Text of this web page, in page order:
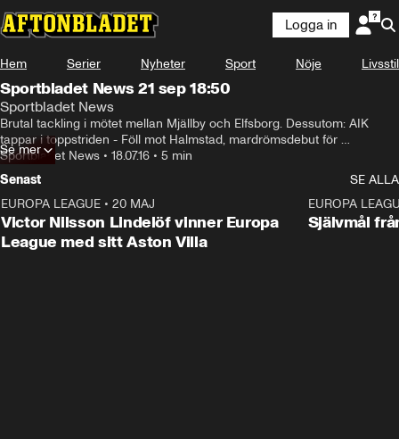
Logga in
Hem Serier Nyheter Sport Nöje Livsstil
Sportbladet News 21 sep 18:50
Sportbladet News
Brutal tackling i mötet mellan Mjällby och Elfsborg. Dessutom: AIK
tappar i toppstriden - Föll mot Halmstad, mardrömsdebut för
rekordunge målvakten, ett hjärtvärmande målfirande en galen Gattuso.
Sportbladet News • 18.07.16 • 5 min
Se mer
Senast
SE ALLA
EUROPA LEAGUE • 20 MAJ
Victor Nilsson Lindelöf vinner Europa
League med sitt Aston Villa
EUROPA
Självmål